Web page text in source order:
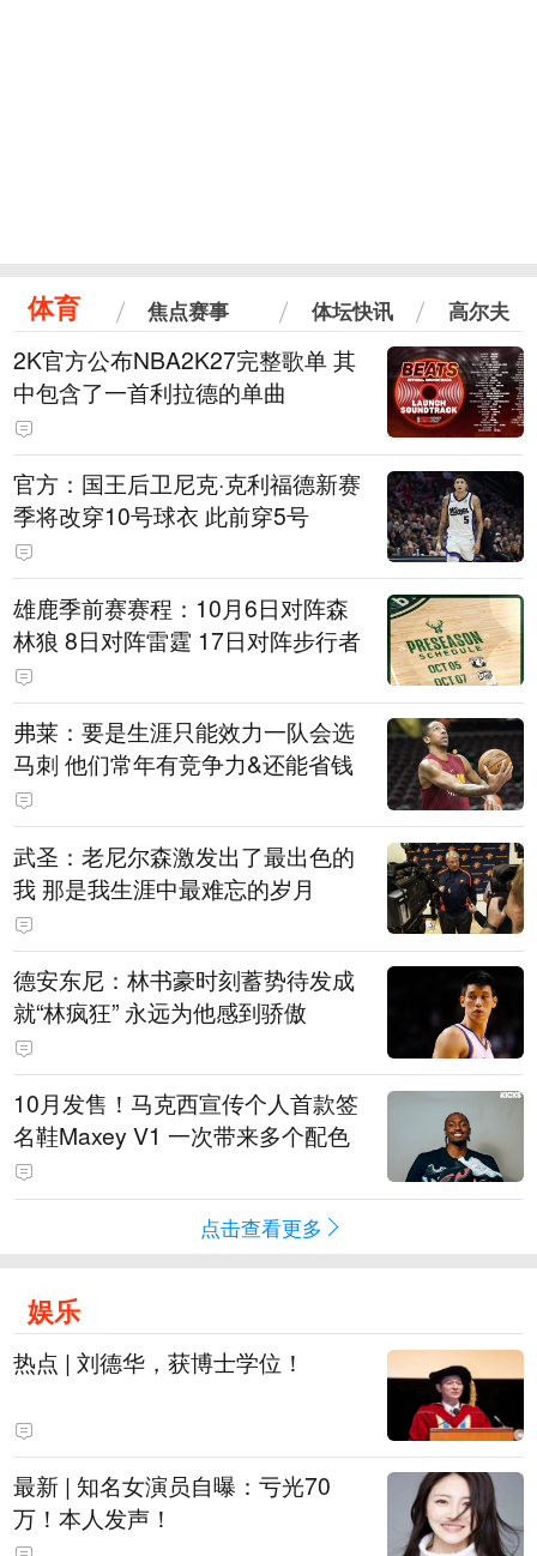
体育 焦点赛事 体坛快讯 高尔夫
2K官方公布NBA2K27完整歌单 其
中包含了一首利拉德的单曲
官方：国王后卫尼克·克利福德新赛
季将改穿10号球衣 此前穿5号
雄鹿季前赛赛程：10月6日对阵森
林狼 8日对阵雷霆 17日对阵步行者
弗莱：要是生涯只能效力一队会选
马刺 他们常年有竞争力&还能省钱
武圣：老尼尔森激发出了最出色的
我 那是我生涯中最难忘的岁月
德安东尼：林书豪时刻蓄势待发成
就“林疯狂” 永远为他感到骄傲
10月发售！马克西宣传个人首款签
名鞋Maxey V1 一次带来多个配色
点击查看更多
娱乐
热点 | 刘德华，获博士学位！
最新 | 知名女演员自曝：亏光70
万！本人发声！